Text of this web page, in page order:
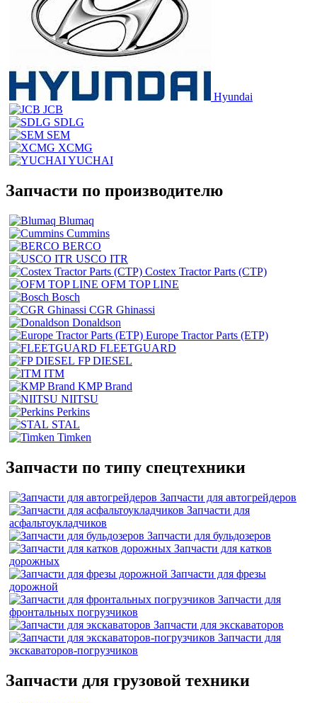
Hyundai
JCB
SDLG
SEM
XCMG
YUCHAI
Запчасти по производителю
Blumaq
Cummins
BERCO
USCO ITR
Costex Tractor Parts (CTP)
OFM TOP LINE
Bosch
CGR Ghinassi
Donaldson
Europe Tractor Parts (ETP)
FLEETGUARD
FP DIESEL
ITM
KMP Brand
NIITSU
Perkins
STAL
Timken
Запчасти по типу спецтехники
Запчасти для автогрейдеров
Запчасти для
асфальтоукладчиков
Запчасти для бульдозеров
Запчасти для катков
дорожных
Запчасти для фрезы
дорожной
Запчасти для
фронтальных погрузчиков
Запчасти для экскаваторов
Запчасти для
экскаваторов-погрузчиков
Запчасти для грузовой техники